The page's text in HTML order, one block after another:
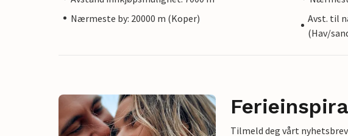
Nærmeste by: 20000 m (Koper)
Avst. til
(Hav/
Tilmeld deg vårt